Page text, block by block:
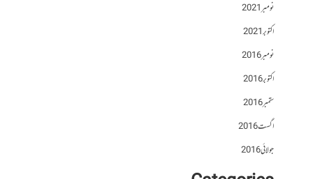
نومبر 2021
اکتوبر 2021
نومبر 2016
اکتوبر 2016
ستمبر 2016
اگست 2016
جولائی 2016